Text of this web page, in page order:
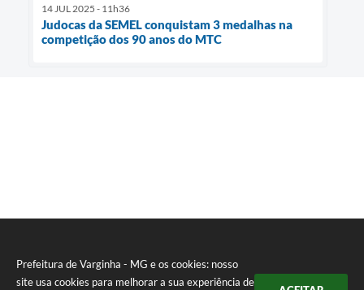
Prefeitura de Varginha - MG e os cookies: nosso
site usa cookies para melhorar a sua experiência de
14 JUL 2025 - 11h36
Judocas da SEMEL conquistam 3 medalhas na
competição dos 90 anos do MTC